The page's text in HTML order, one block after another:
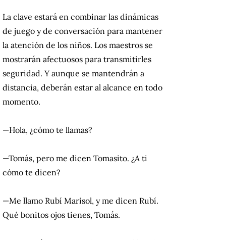
La clave estará en combinar las dinámicas
de juego y de conversación para mantener
la atención de los niños. Los maestros se
mostrarán afectuosos para transmitirles
seguridad. Y aunque se mantendrán a
distancia, deberán estar al alcance en todo
momento.
—Hola, ¿cómo te llamas?
—Tomás, pero me dicen Tomasito. ¿A ti
cómo te dicen?
—Me llamo Rubí Marisol, y me dicen Rubí.
Qué bonitos ojos tienes, Tomás.